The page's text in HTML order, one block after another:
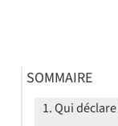
SOMMAIRE
Qui déclare